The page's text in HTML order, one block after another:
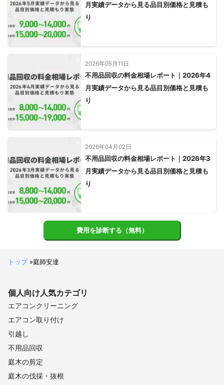
月実績データから見る品目別価格と見積も
り
2026年05月11日
不用品回収の料金相場レポート｜2026年4
月実績データから見る品目別価格と見積も
り
2026年04月02日
不用品回収の料金相場レポート｜2026年3
月実績データから見る品目別価格と見積も
り
費用を診断する（無料）
トップ»庭師安達
個人向け人気カテゴリ
エアコンクリーニング
エアコン取り付け
引越し
不用品回収
庭木の剪定
庭木の伐採・抜根